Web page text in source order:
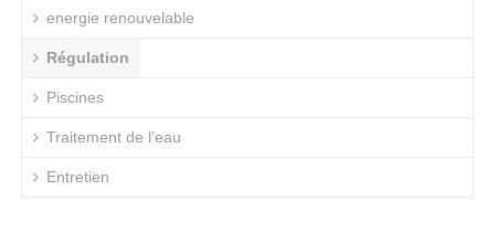
energie renouvelable
Régulation
Piscines
Traitement de l’eau
Entretien